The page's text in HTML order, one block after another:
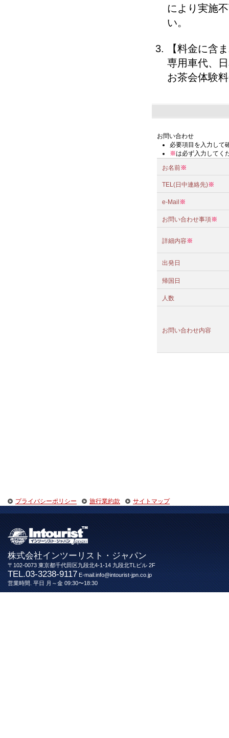
により実施
い。
【料金に含
専用車代、
お茶会体験
お問い合わせ
必要項目を入力して
※は必ず入力してく
お名前※
TEL(日中連絡先)※
e-Mail ※
お問い合わせ事項※
詳細内容※
出発日
帰国日
人数
お問い合わせ内容
プライバシーポリシー 旅行業約款 サイトマップ
株式会社インツーリスト・ジャパン
〒102-0073 東京都千代田区九段北4-1-14 九段北TLビル 2F
TEL.03-3238-9117E-mail.info@intourist-jpn.co.jp
営業時間. 平日 月～金 09:30〜18:30